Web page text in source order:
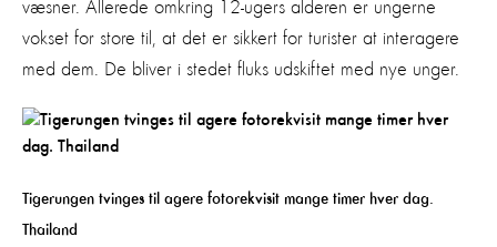
væsner. Allerede omkring 12-ugers alderen er ungerne
vokset for store til, at det er sikkert for turister at interagere
med dem. De bliver i stedet fluks udskiftet med nye unger.
Tigerungen tvinges til agere fotorekvisit mange timer hver dag.
Thailand